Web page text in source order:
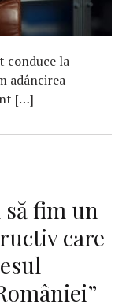
conduce la
adâncirea
[…]
fim un
care